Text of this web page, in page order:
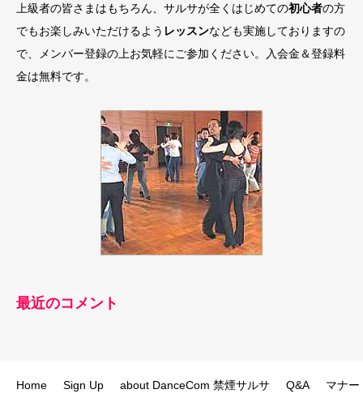
上級者の皆さまはもちろん、サルサが全くはじめての初心者の方
でもお楽しみいただけるよう レッスンなども実施しておりますの
で、メンバー登録の上お気軽にご参加ください。入会金＆登録料
金は無料です。
最近のコメント
Home Sign Up about DanceCom 禁煙サルサ Q&A マナー